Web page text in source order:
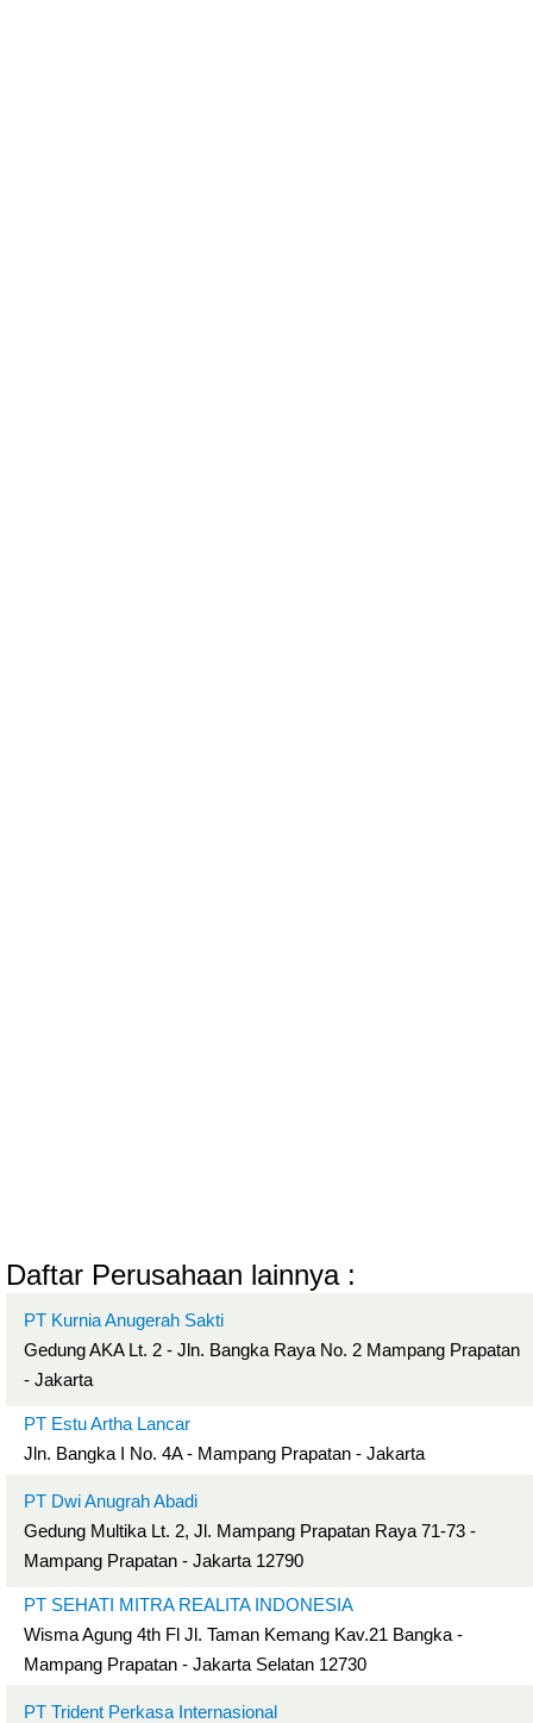
Daftar Perusahaan lainnya :
PT Kurnia Anugerah Sakti
Gedung AKA Lt. 2 - Jln. Bangka Raya No. 2 Mampang Prapatan
- Jakarta
PT Estu Artha Lancar
Jln. Bangka I No. 4A - Mampang Prapatan - Jakarta
PT Dwi Anugrah Abadi
Gedung Multika Lt. 2, Jl. Mampang Prapatan Raya 71-73 -
Mampang Prapatan - Jakarta 12790
PT SEHATI MITRA REALITA INDONESIA
Wisma Agung 4th Fl Jl. Taman Kemang Kav.21 Bangka -
Mampang Prapatan - Jakarta Selatan 12730
PT Trident Perkasa Internasional